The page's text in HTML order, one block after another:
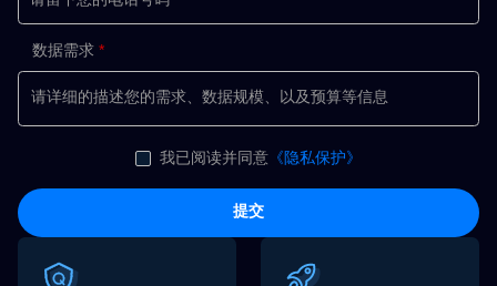
数据需求
我已阅读并同意 《隐私保护》
提交